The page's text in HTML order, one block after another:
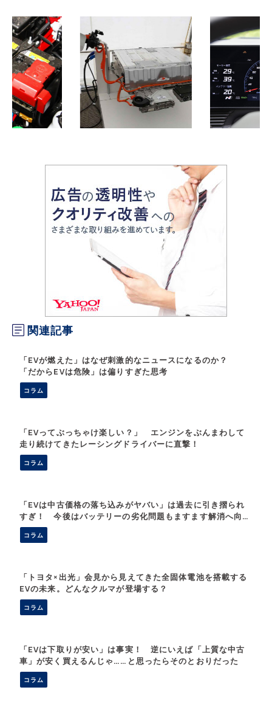
関連記事
「EVが燃えた」はなぜ刺激的なニュースになるのか？
「だからEVは危険」は偏りすぎた思考
コラム
「EVってぶっちゃけ楽しい？」 エンジンをぶんまわして
走り続けてきたレーシングドライバーに直撃！
コラム
「EVは中古価格の落ち込みがヤバい」は過去に引き摺られ
すぎ！ 今後はバッテリーの劣化問題もますます解消へ向か
う
コラム
「トヨタ×出光」会見から見えてきた全固体電池を搭載する
EVの未来。どんなクルマが登場する？
コラム
「EVは下取りが安い」は事実！ 逆にいえば「上質な中古
車」が安く買えるんじゃ……と思ったらそのとおりだった
コラム